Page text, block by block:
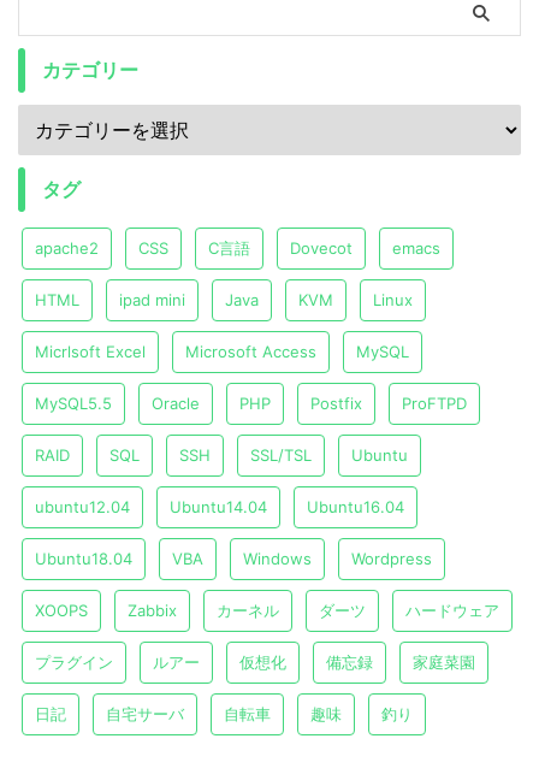
カテゴリー
タグ
apache2 CSS C言語 Dovecot emacs
HTML ipad mini Java KVM Linux
Micrlsoft Excel Microsoft Access MySQL
MySQL5.5 Oracle PHP Postfix ProFTPD
RAID SQL SSH SSL/TSL Ubuntu
ubuntu12.04 Ubuntu14.04 Ubuntu16.04
Ubuntu18.04 VBA Windows Wordpress
XOOPS Zabbix カーネル ダーツ ハードウェア
プラグイン ルアー 仮想化 備忘録 家庭菜園
日記 自宅サーバ 自転車 趣味 釣り